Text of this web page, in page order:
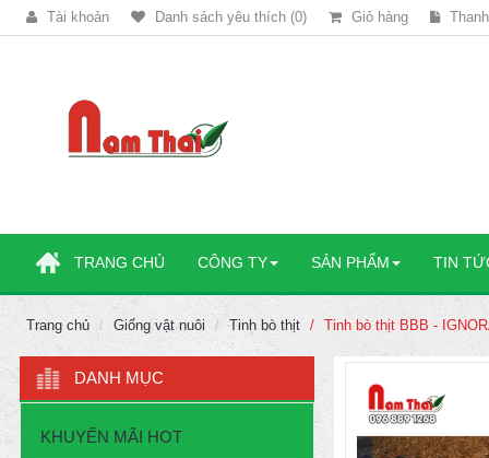
Tài khoản Danh sách yêu thích (0) Giỏ hàng
TRANG CHỦ CÔNG TY SẢN PHẨM TIN
Trang chủ Giống vật nuôi Tinh bò thịt Tinh bò thịt BBB -
DANH MỤC
KHUYẾN MÃI HOT